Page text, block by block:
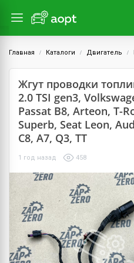
Главная Каталоги Двигатель
Жгут проводки
2.0 TSI gen3,
Passat B8, Arteon, T-
Superb, Seat Leon,
C8, A7, Q3, TT
1 год назад 458